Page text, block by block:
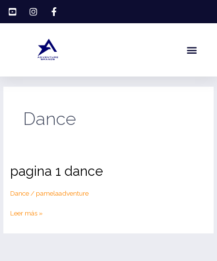
contenido
Dance
pagina 1 dance
Dance/ pamelaadventure
pagina
1
Leer más »